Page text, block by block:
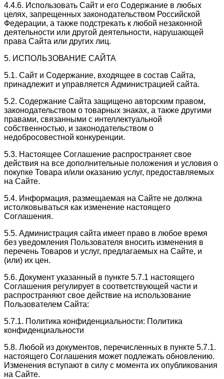
4.4.6. Использовать Сайт и его Содержание в любых
целях, запрещенных законодательством Российской
Федерации, а также подстрекать к любой незаконной
деятельности или другой деятельности, нарушающей
права Сайта или других лиц.
5. ИСПОЛЬЗОВАНИЕ САЙТА
5.1. Сайт и Содержание, входящее в состав Сайта,
принадлежит и управляется Администрацией сайта.
5.2. Содержание Сайта защищено авторским правом,
законодательством о товарных знаках, а также другими
правами, связанными с интеллектуальной
собственностью, и законодательством о
недобросовестной конкуренции.
5.3. Настоящее Соглашение распространяет свое
действия на все дополнительные положения и условия о
покупке Товара и/или оказанию услуг, предоставляемых
на Сайте.
5.4. Информация, размещаемая на Сайте не должна
истолковываться как изменение настоящего
Соглашения.
5.5. Администрация сайта имеет право в любое время
без уведомления Пользователя вносить изменения в
перечень Товаров и услуг, предлагаемых на Сайте, и
(или) их цен.
5.6. Документ указанный в пункте 5.7.1 настоящего
Соглашения регулирует в соответствующей части и
распространяют свое действие на использование
Пользователем Сайта:
5.7.1. Политика конфиденциальности: Политика
конфиденциальности
5.8. Любой из документов, перечисленных в пункте 5.7.1.
настоящего Соглашения может подлежать обновлению.
Изменения вступают в силу с момента их опубликования
на Сайте.